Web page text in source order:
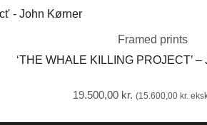
Framed prints
‘THE WHALE KILLING PROJECT’
19.500,00 kr. (15.600,00 kr.